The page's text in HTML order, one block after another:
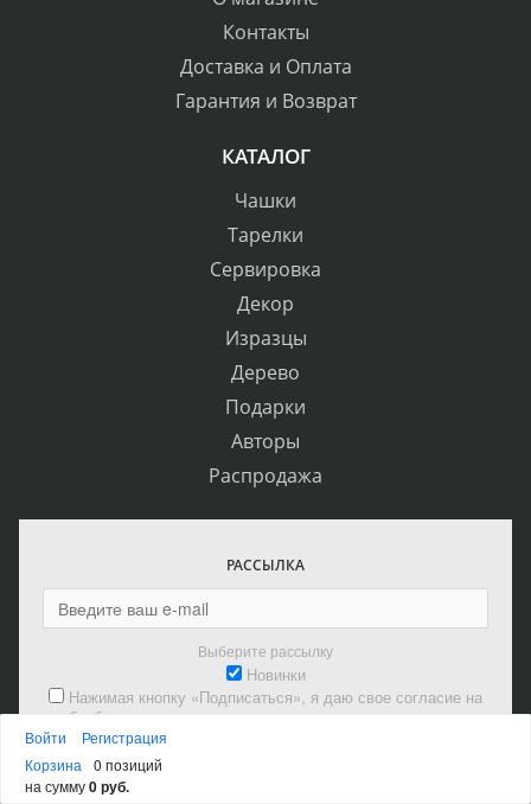
Елочный шар с росписью "Зайка с
В корзину
Войти
Регистрация
Корзина
0 позиций
на сумму0 руб.